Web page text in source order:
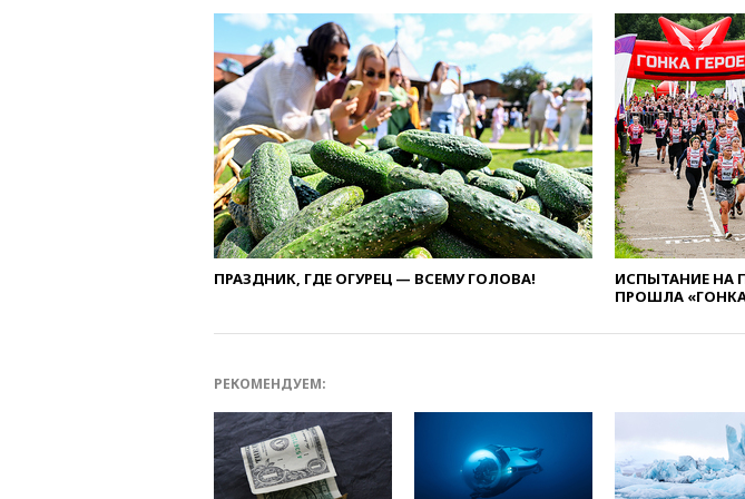
ПРАЗДНИК, ГДЕ ОГУРЕЦ — ВСЕМУ ГОЛОВА!
ИСПЫТАНИЕ НА
ПРОШЛА «ГОНКА
РЕКОМЕНДУЕМ: